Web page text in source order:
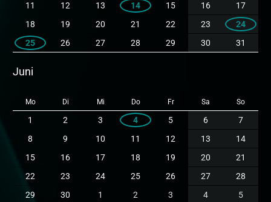
11
12 13 14 15 16
17
18
19 20 21 22 23
24
25
26 27 28 29 30 31
Juni
Mo Di Mi Do Fr Sa So
1 2 3 4 5 6
7
8
9 10 11 12 13
14
15
16 17 18 19 20
21
22
23 24 25 26 27
28
29
30 1 2 3 4 5